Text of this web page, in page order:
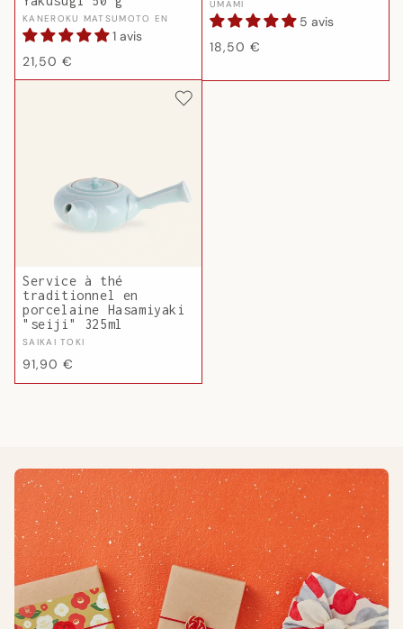
Fournisseur :
KANEROKU MATSUMOTO EN
1 avis
Prix
habituel
21,50 €
Fournisseur :
UMAMI
5 avis
Prix
18,50 €
Service à thé
traditionnel en
porcelaine Hasamiyaki
"seiji" 325ml
Fournisseur :
SAIKAI TOKI
Prix
habituel
91,90 €